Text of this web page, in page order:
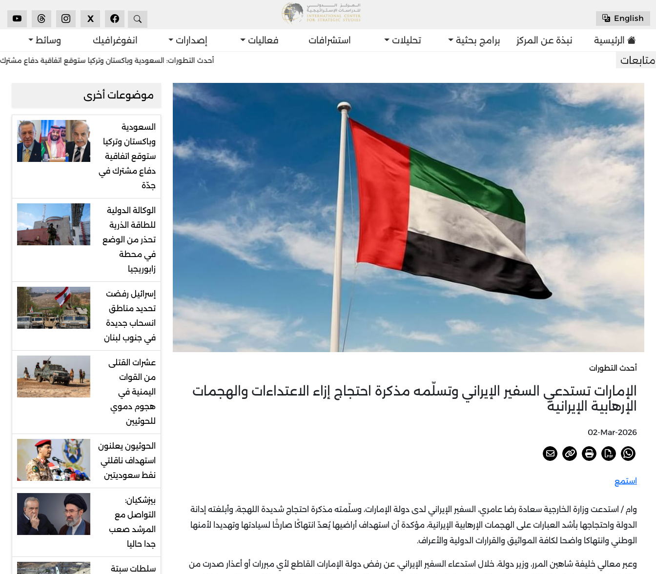
English
X
الرئيسية نبذة عن المركز برامج بحثية تحليلات استشرافات فعاليات إصدارات انفوغرافيك وسائط
أحدث التطورات: السعودية وباكستان وتركيا ستوقع اتفاقية دفاع مشترك في جدّة
أحدث التطورات
الإمارات تستدعي السفير الإيراني وتسلّمه مذكرة احتجاج إزاء الاعتداءات والهجمات
الإرهابية الإيرانية
02-Mar-2026
استمع
وام / استدعت وزارة الخارجية سعادة رضا عامري، السفير الإيراني لدى دولة الإمارات، وسلّمته مذكرة احتجاج شديدة اللهجة، وأبلغته إدانة
الدولة واحتجاجها بأشد العبارات على الهجمات الإرهابية الإيرانية، مؤكدة أن استهداف أراضيها يُعدّ انتهاكًا صارخًا لسيادتها وتهديدا لأمنها
الوطني وانتهاكا واضحا لكافة المواثيق والقرارات الدولية والأعراف.
وعبر معالي خليفة شاهين المرر، وزير دولة، خلال استدعاء السفير الإيراني، عن رفض دولة الإمارات القاطع لأي مبررات أو أعذار صدرت من
موضوعات أخرى
السعودية
وباكستان وتركيا
ستوقع اتفاقية
دفاع مشترك في
جدّة
الوكالة الدولية
للطاقة الذرية
تحذر من الوضع
في محطة
زابوريجيا
إسرائيل رفضت
تحديد مناطق
انسحاب جديدة
في جنوب لبنان
عشرات القتلى
من القوات
اليمنية في
هجوم دموي
للحوثيين
الحوثيون يعلنون
استهداف ناقلتي
نفط سعوديتين
بيزشكيان:
التواصل مع
المرشد صعب
جدا حاليا
سلطات سبتة